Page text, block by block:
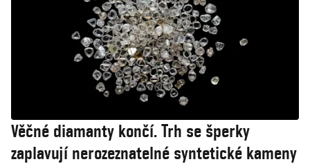
Věčné diamanty končí. Trh se šperky
zaplavují nerozeznatelné syntetické kameny